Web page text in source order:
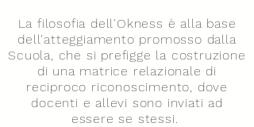
La filosofia dell'Okness è alla base
dell'atteggiamento promosso dalla
Scuola, che si prefigge la costruzione
di una matrice relazionale di
reciproco riconoscimento, dove
docenti e allevi sono inviati ad
essere se stessi.